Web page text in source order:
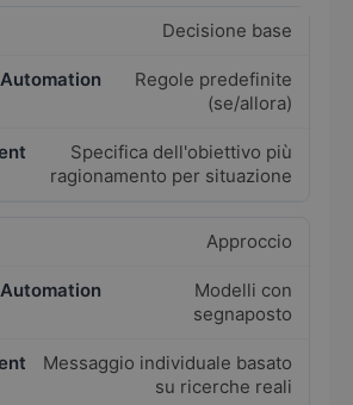
Decisione base
Regole predefinite
(se/allora)
Specifica dell'obiettivo più
ragionamento per situazione
Approccio
Modelli con
segnaposto
Messaggio individuale basato
su ricerche reali